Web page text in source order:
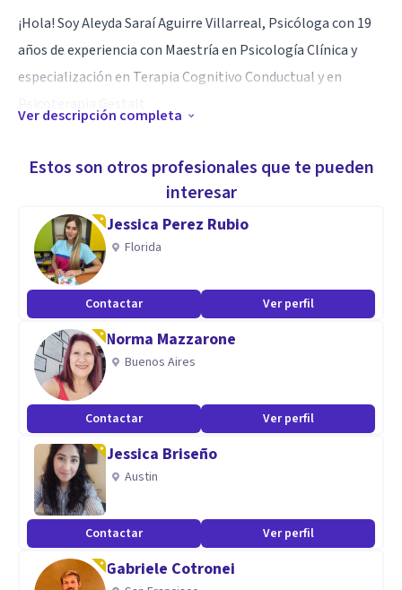
¡Hola! Soy Aleyda Saraí Aguirre Villarreal, Psicóloga con 19
años de experiencia con Maestría en Psicología Clínica y
especialización en Terapia Cognitivo Conductual y en
videollamada es segura, cómoda y confidencial
Ansiedad
Autoestima
Codependencia
Conflictos familiares
Control de la ira
Depresión
Divorcio
Estrés
Terapia de pareja
Terapia para hombres
Terapia para mujeres
Aptitudes
Ver descripción completa
Estos son otros profesionales que te pueden
interesar
Jessica Perez Rubio
Florida
Contactar Ver perfil
Norma Mazzarone
Buenos Aires
Contactar Ver perfil
Jessica Briseño
Austin
Contactar Ver perfil
Gabriele Cotronei